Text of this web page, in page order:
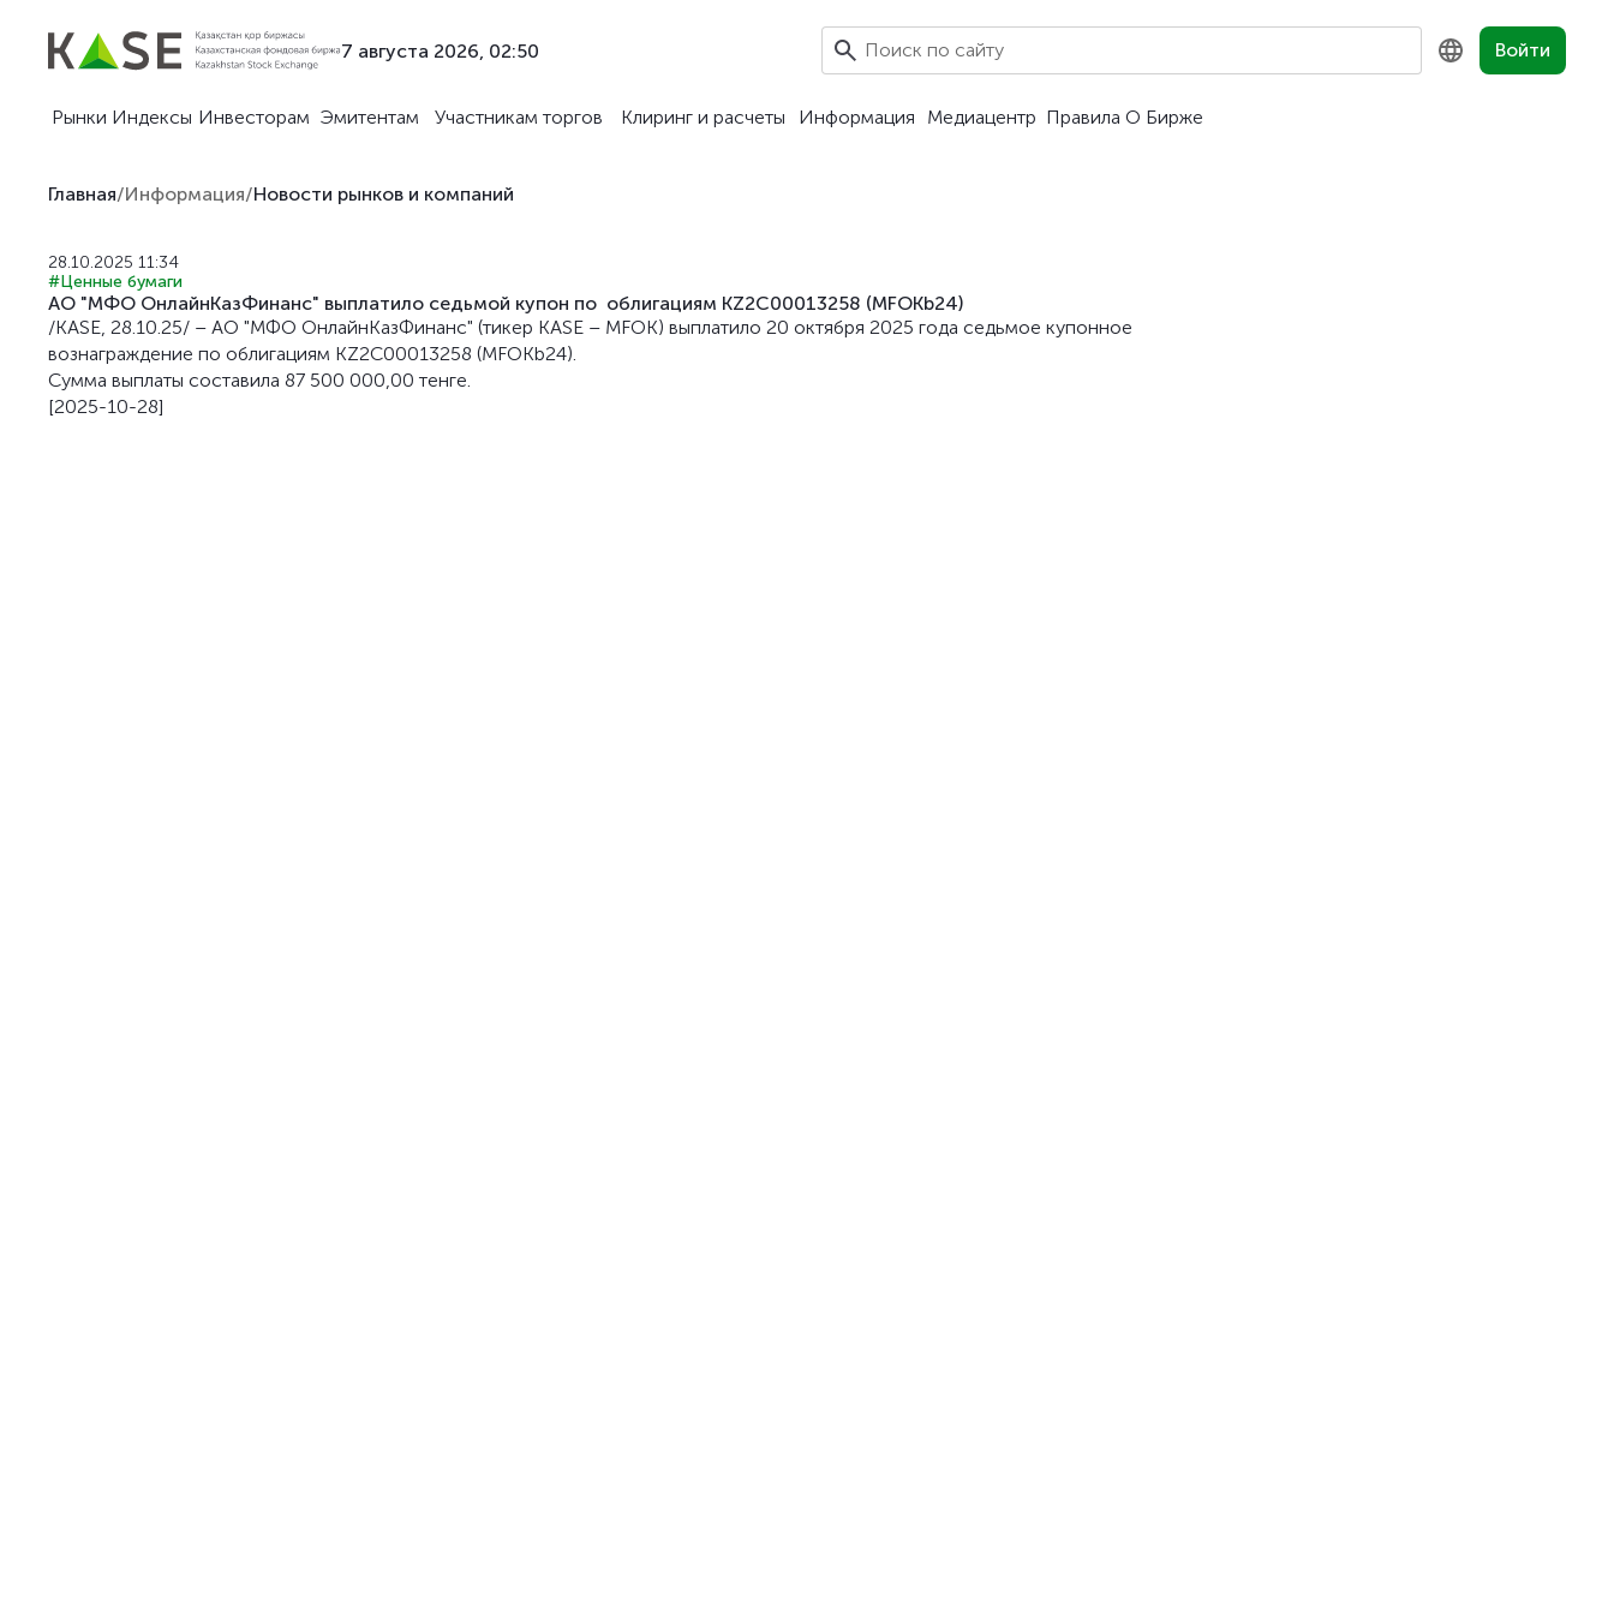
7 августа 2026, 02:50 Войти
Рынки Индексы Инвесторам Эмитентам Участникам торгов Клиринг и расчеты Информация Медиацентр Правила О Бирже
Главная/Информация/Новости рынков и компаний
28.10.2025 11:34
#Ценные бумаги
АО "МФО ОнлайнКазФинанс" выплатило седьмой купон по облигациям KZ2C00013258 (MFOKb24)
/KASE, 28.10.25/ – АО "МФО ОнлайнКазФинанс" (тикер KASE – MFOK) выплатило 20 oктября 2025 года седьмое купонное
вознаграждение по облигациям KZ2C00013258 (MFOKb24).
Сумма выплаты составила 87 500 000,00 тенге.
[2025-10-28]